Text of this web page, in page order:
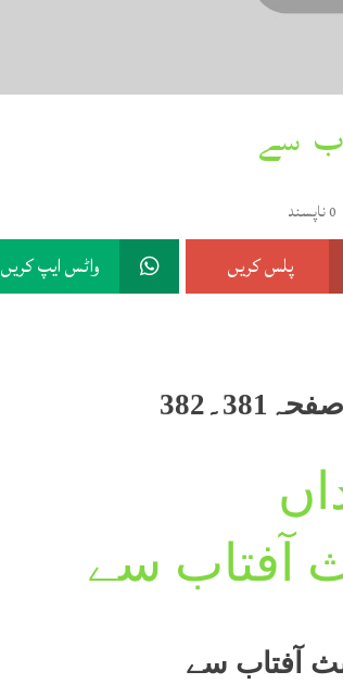
0ناپسند
پلس کریں واٹس ایپ کریں
آفتاب سے
آفتاب سے